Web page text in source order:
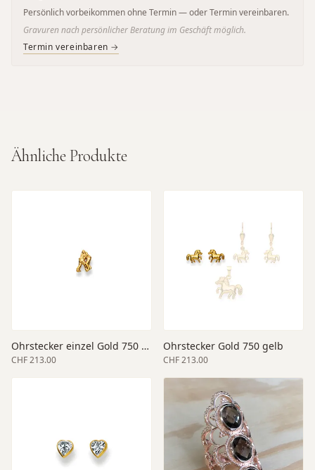
Persönlich vorbeikommen ohne Termin — oder Termin vereinbaren.
Gravuren nach persönlicher Beratung im Geschäft möglich.
Termin vereinbaren →
Ähnliche Produkte
Ohrstecker einzel Gold 750 gelb
CHF 213.00
Ohrstecker Gold 750 gelb
CHF 213.00